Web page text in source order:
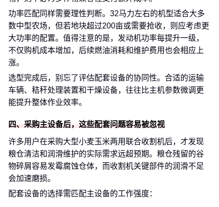
功率匹配同样需要理性判断。32马力左右的机型适合大多
数中型农场，但若地块超过200亩或需要抢收，则应考虑更
大功率的配置。值得注意的是，发动机功率每提升一级，
不仅购机成本增加，后续燃油消耗和维护费用也会相应上
涨。
选型完成后，别忘了评估配套设备的协同性。合适的运输
车辆、秸秆处理装置和干燥设备，往往比主机参数微调更
能提升整体作业效率。
四、采购主设备后，这些配套问题容易被忽视
许多用户在采购大型小麦玉米两用联合收割机后，才发现
粮仓清洁和润滑维护的实际需求远超预期。粮仓残留的谷
物碎屑容易发霉腐蚀仓体，而收割机关键部件的润滑不足
会加速磨损。
配套设备的选择需匹配主设备的工作强度：